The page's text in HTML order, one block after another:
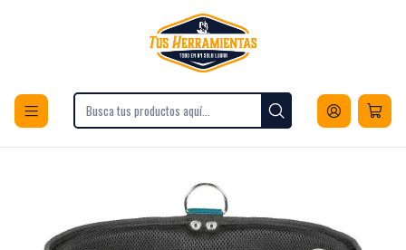
Envios a todo Chile
Herramientas Manuales Otras Herramientas Manuales
Cinturón Carpintero Acolchado Con Colgante Makita E-05321